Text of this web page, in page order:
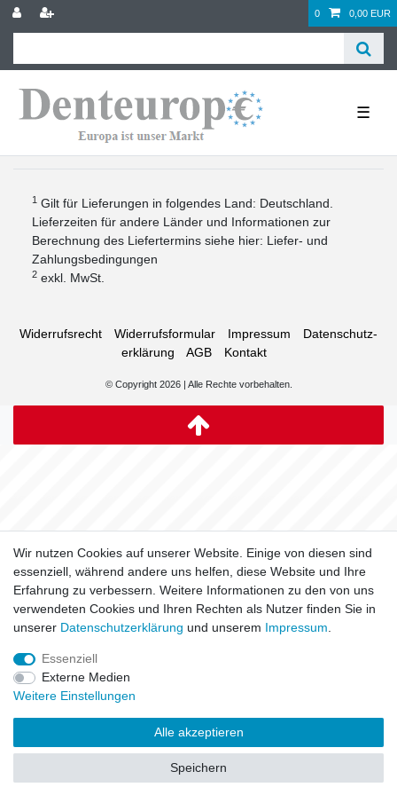
0 0,00 EUR
☰
1 Gilt für Lieferungen in folgendes Land: Deutschland.
Lieferzeiten für andere Länder und Informationen zur
Berechnung des Liefertermins siehe hier: Liefer- und
Zahlungsbedingungen
2 exkl. MwSt.
Widerrufs­recht Widerrufs­formular Impressum
Daten­schutz­
erklärung
AGB Kontakt
© Copyright 2026 | Alle Rechte vorbehalten.
Wir nutzen Cookies auf unserer Website. Einige von diesen sind
essenziell, während andere uns helfen, diese Website und Ihre
Erfahrung zu verbessern. Weitere Informationen zu den von uns
verwendeten Cookies und Ihren Rechten als Nutzer finden Sie in
unserer Daten­schutz­erklärung und unserem Impressum
Essenziell
Externe Medien
Weitere Einstellungen
Alle akzeptieren
Speichern